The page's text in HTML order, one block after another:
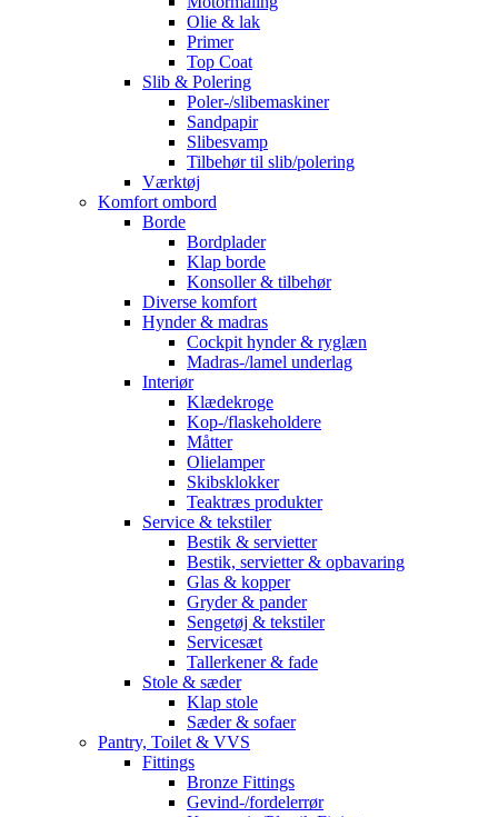
Olie & lak
Primer
Top Coat
Slib & Polering
Poler-/slibemaskiner
Sandpapir
Slibesvamp
Tilbehør til slib/polering
Værktøj
Komfort ombord
Borde
Bordplader
Klap borde
Konsoller & tilbehør
Diverse komfort
Hynder & madras
Cockpit hynder & ryglæn
Madras-/lamel underlag
Interiør
Klædekroge
Kop-/flaskeholdere
Måtter
Olielamper
Skibsklokker
Teaktræs produkter
Service & tekstiler
Bestik & servietter
Bestik, servietter & opbavaring
Glas & kopper
Gryder & pander
Sengetøj & tekstiler
Servicesæt
Tallerkener & fade
Stole & sæder
Klap stole
Sæder & sofaer
Pantry, Toilet & VVS
Fittings
Bronze Fittings
Gevind-/fordelerrør